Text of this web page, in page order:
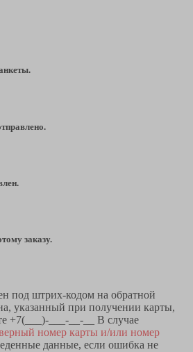
заказу.
под штрих-кодом на обратной
указанный при получении карты,
+7(___)-___-__-__ В случае
номер карты и/или номер
данные, если ошибка не